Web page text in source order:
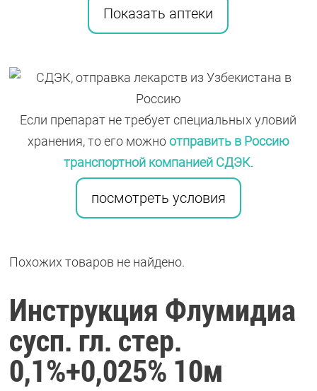
Показать аптеки
Если препарат не требует специальных уловий
хранения, то его можноотправить в Россию
транспортной компанией СДЭК.
посмотреть условия
Похожих товаров не найдено.
Инструкция Флумидиа
сусп. гл. стер.
0,1%+0,025% 10м